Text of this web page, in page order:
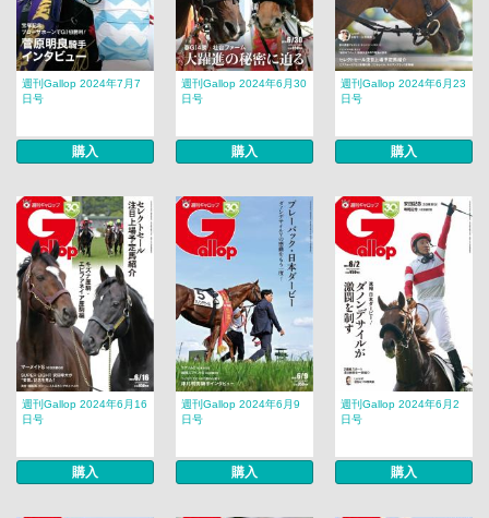
週刊Gallop 2024年7月7
日号
購入
週刊Gallop 2024年6月30
日号
購入
週刊Gallop 2024年6月23
日号
購入
週刊Gallop 2024年6月16
日号
購入
週刊Gallop 2024年6月9
日号
購入
週刊Gallop 2024年6月2
日号
購入